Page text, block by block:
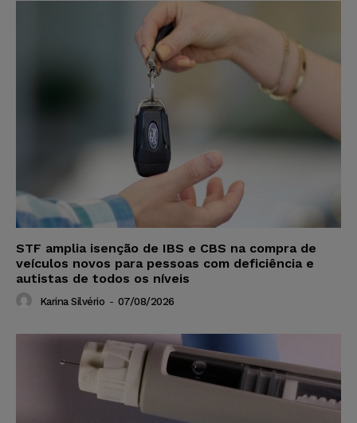
STF amplia isenção de IBS e CBS na compra de
veículos novos para pessoas com deficiência e
autistas de todos os níveis
Karina Silvério - 07/08/2026